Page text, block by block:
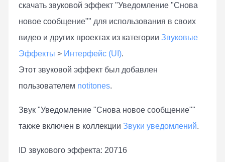
скачать звуковой эффект "Уведомление "Снова
новое сообщение"" для использования в своих
видео и других проектах из категории Звуковые
Эффекты > Интерфейс (UI).
Этот звуковой эффект был добавлен
пользователем notitones.
Звук "Уведомление "Снова новое сообщение""
также включен в коллекции Звуки уведомлений.
ID звукового эффекта: 20716